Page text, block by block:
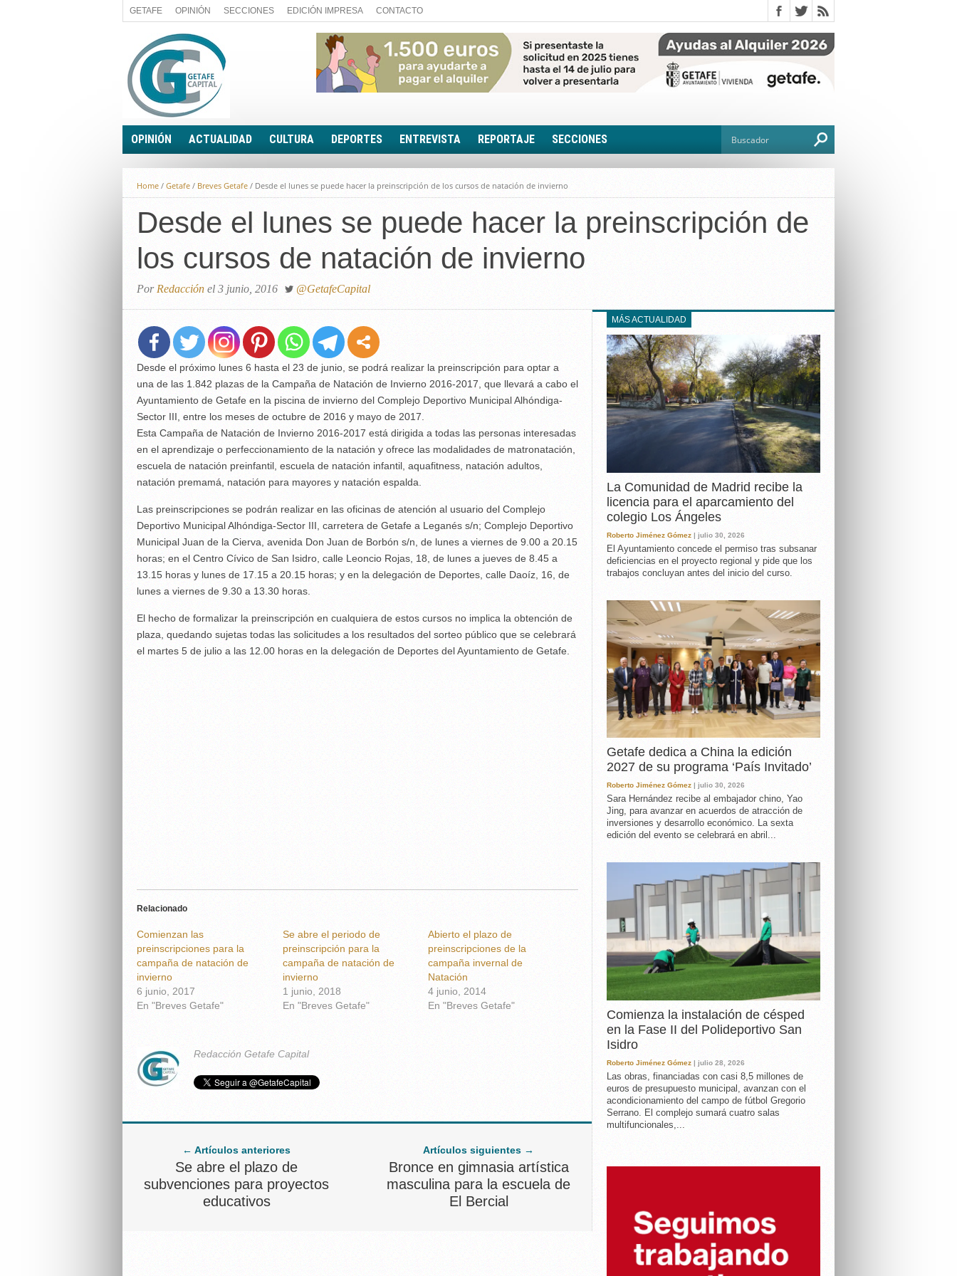
GETAFE OPINIÓN SECCIONES EDICIÓN IMPRESA CONTACTO
OPINIÓN
A FIN DE CUENTAS
PALABRA DE CONCEJAL
LA PIEDRA DE SÍSIFO
EL SACAPUNTAS
TODAS LAS BANDERAS
ROTAS
ACTUALIDAD
POLÍTICA
ECONOMÍA
SOCIEDAD
BREVES
CULTURA DEPORTES ENTREVISTA REPORTAJE SECCIONES
FOTONOTICIA
EL AULA SIN MUROS
LOOK TOTAL
RINCÓN PSICOLÓGICO
TRIBUNA CON ACENTO
EL RINCÓN DE ACOEG
LA VOZ DE LA
EXPERIENCIA
IN MEMORIAM
MEMORIA RECUPERADA
UN MINUTO EN EL
MUSEO
Home / Getafe / Breves Getafe / Desde el lunes se puede hacer la preinscripción de los cursos de natación de invierno
Desde el lunes se puede hacer la preinscripción de
los cursos de natación de invierno
Por Redacción el 3 junio, 2016 @GetafeCapital
Desde el próximo lunes 6 hasta el 23 de junio, se podrá realizar la preinscripción para optar a
una de las 1.842 plazas de la Campaña de Natación de Invierno 2016-2017, que llevará a cabo el
Ayuntamiento de Getafe en la piscina de invierno del Complejo Deportivo Municipal Alhóndiga-
Sector III, entre los meses de octubre de 2016 y mayo de 2017.
Esta Campaña de Natación de Invierno 2016-2017 está dirigida a todas las personas interesadas
en el aprendizaje o perfeccionamiento de la natación y ofrece las modalidades de matronatación,
escuela de natación preinfantil, escuela de natación infantil, aquafitness, natación adultos,
natación premamá, natación para mayores y natación espalda.
Las preinscripciones se podrán realizar en las oficinas de atención al usuario del Complejo
Deportivo Municipal Alhóndiga-Sector III, carretera de Getafe a Leganés s/n; Complejo Deportivo
Municipal Juan de la Cierva, avenida Don Juan de Borbón s/n, de lunes a viernes de 9.00 a 20.15
horas; en el Centro Cívico de San Isidro, calle Leoncio Rojas, 18, de lunes a jueves de 8.45 a
13.15 horas y lunes de 17.15 a 20.15 horas; y en la delegación de Deportes, calle Daoíz, 16, de
lunes a viernes de 9.30 a 13.30 horas.
El hecho de formalizar la preinscripción en cualquiera de estos cursos no implica la obtención de
plaza, quedando sujetas todas las solicitudes a los resultados del sorteo público que se celebrará
el martes 5 de julio a las 12.00 horas en la delegación de Deportes del Ayuntamiento de Getafe.
Relacionado
Comienzan las
preinscripciones para la
campaña de natación de
invierno
6 junio, 2017
En "Breves Getafe"
Se abre el periodo de
preinscripción para la
campaña de natación de
invierno
1 junio, 2018
En "Breves Getafe"
Abierto el plazo de
preinscripciones de la
campaña invernal de
Natación
4 junio, 2014
En "Breves Getafe"
Redacción Getafe Capital
← Artículos anteriores
Se abre el plazo de
subvenciones para proyectos
educativos
Artículos siguientes →
Bronce en gimnasia artística
masculina para la escuela de
El Bercial
MÁS ACTUALIDAD
La Comunidad de Madrid recibe la
licencia para el aparcamiento del
colegio Los Ángeles
Roberto Jiménez Gómez | julio 30, 2026
El Ayuntamiento concede el permiso tras subsanar
deficiencias en el proyecto regional y pide que los
trabajos concluyan antes del inicio del curso.
Getafe dedica a China la edición
2027 de su programa ‘País Invitado’
Roberto Jiménez Gómez | julio 30, 2026
Sara Hernández recibe al embajador chino, Yao
Jing, para avanzar en acuerdos de atracción de
inversiones y desarrollo económico. La sexta
edición del evento se celebrará en abril...
Comienza la instalación de césped
en la Fase II del Polideportivo San
Isidro
Roberto Jiménez Gómez | julio 28, 2026
Las obras, financiadas con casi 8,5 millones de
euros de presupuesto municipal, avanzan con el
acondicionamiento del campo de fútbol Gregorio
Serrano. El complejo sumará cuatro salas
multifuncionales,...